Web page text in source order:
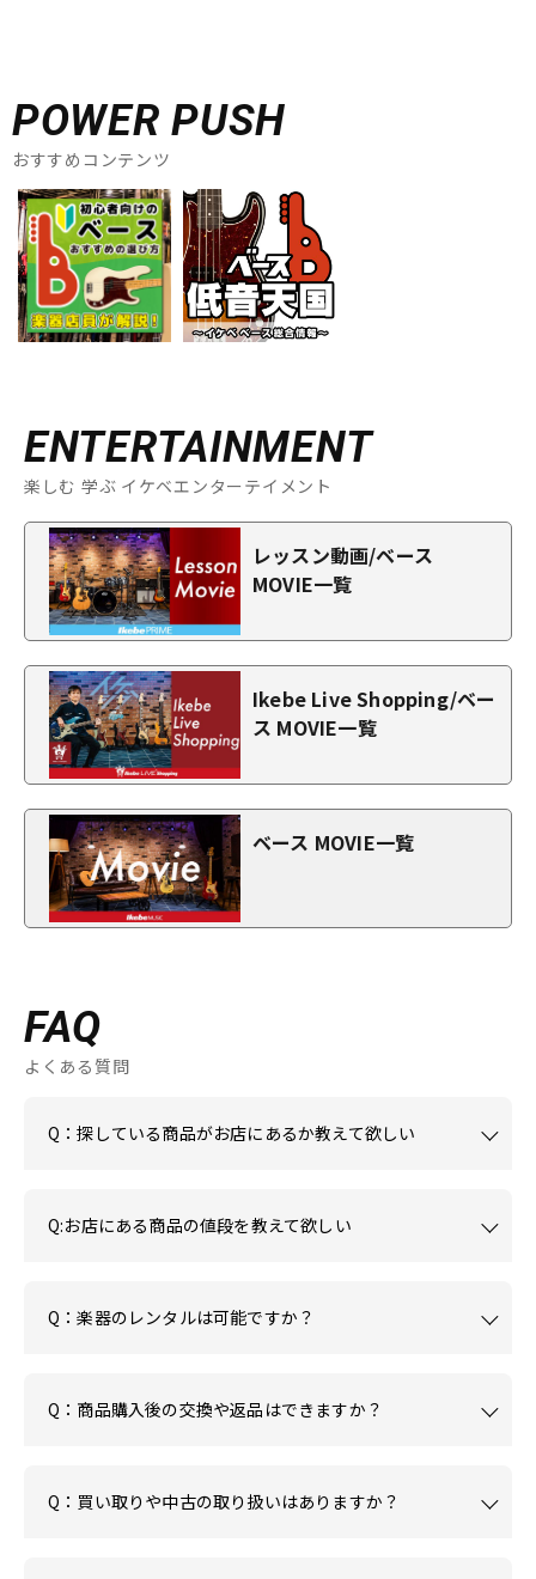
POWER PUSH
おすすめコンテンツ
ENTERTAINMENT
楽しむ 学ぶ イケベエンターテイメント
レッスン動画/ベース
MOVIE一覧
Ikebe Live Shopping/ベー
ス MOVIE一覧
ベース MOVIE一覧
FAQ
よくある質問
Q：探している商品がお店にあるか教えて欲しい
Q:お店にある商品の値段を教えて欲しい
Q：楽器のレンタルは可能ですか？
Q：商品購入後の交換や返品はできますか？
Q：買い取りや中古の取り扱いはありますか？